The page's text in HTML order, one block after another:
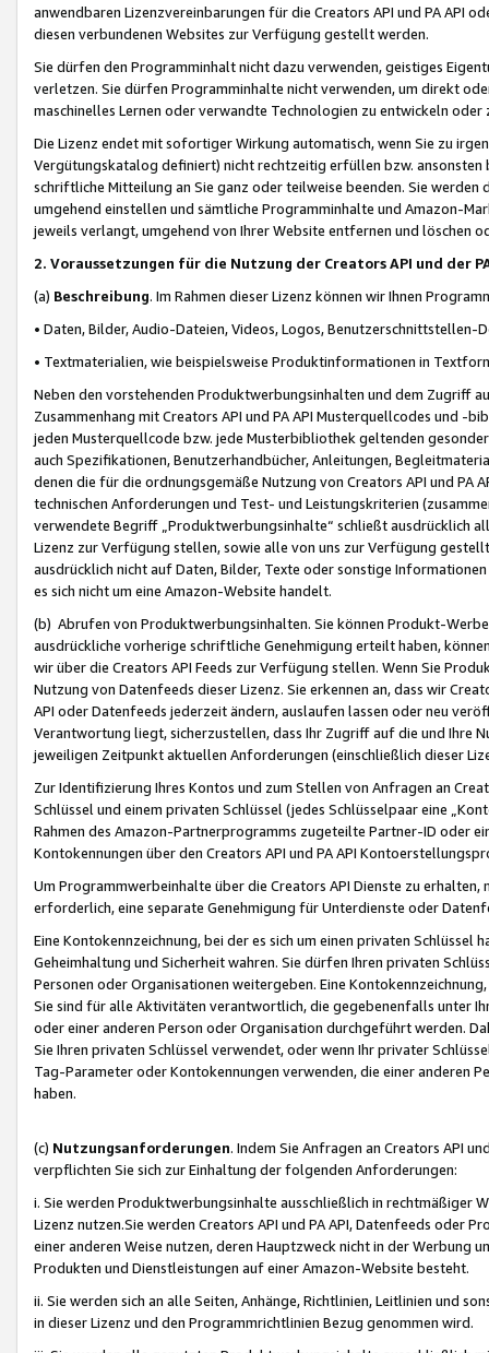
anwendbaren Lizenzvereinbarungen für die Creators API und PA API
diesen verbundenen Websites zur Verfügung gestellt werden.
Sie dürfen den Programminhalt nicht dazu verwenden, geistiges
verletzen. Sie dürfen Programminhalte nicht verwenden, um direkt
maschinelles Lernen oder verwandte Technologien zu entwickeln
Die Lizenz endet mit sofortiger Wirkung automatisch, wenn Sie zu
Vergütungskatalog definiert) nicht rechtzeitig erfüllen bzw. ansonsten
schriftliche Mitteilung an Sie ganz oder teilweise beenden. Sie werden
umgehend einstellen und sämtliche Programminhalte und Amazon-
jeweils verlangt, umgehend von Ihrer Website entfernen und löschen
2. Voraussetzungen für die Nutzung der Creators API und der
(a) Beschreibung. Im Rahmen dieser Lizenz können wir Ihnen
• Daten, Bilder, Audio-Dateien, Videos, Logos, Benutzerschnittstellen-
• Textmaterialien, wie beispielsweise Produktinformationen in
Neben den vorstehenden Produktwerbungsinhalten und dem Zugriff
Zusammenhang mit Creators API und PA API Musterquellcodes und
jeden Musterquellcode bzw. jede Musterbibliothek geltenden
auch Spezifikationen, Benutzerhandbücher, Anleitungen,
denen die für die ordnungsgemäße Nutzung von Creators API und PA
technischen Anforderungen und Test- und Leistungskriterien
verwendete Begriff „Produktwerbungsinhalte“ schließt ausdrücklich
Lizenz zur Verfügung stellen, sowie alle von uns zur Verfügung
ausdrücklich nicht auf Daten, Bilder, Texte oder sonstige
es sich nicht um eine Amazon-Website handelt.
(b) Abrufen von Produktwerbungsinhalten. Sie können Produkt-
ausdrückliche vorherige schriftliche Genehmigung erteilt haben,
wir über die Creators API Feeds zur Verfügung stellen. Wenn Sie
Nutzung von Datenfeeds dieser Lizenz. Sie erkennen an, dass wir
API oder Datenfeeds jederzeit ändern, auslaufen lassen oder neu
Verantwortung liegt, sicherzustellen, dass Ihr Zugriff auf die und Ihre
jeweiligen Zeitpunkt aktuellen Anforderungen (einschließlich dieser
Zur Identifizierung Ihres Kontos und zum Stellen von Anfragen an
Schlüssel und einem privaten Schlüssel (jedes Schlüsselpaar eine
Rahmen des Amazon-Partnerprogramms zugeteilte Partner-ID oder
Kontokennungen über den Creators API und PA API
Um Programmwerbeinhalte über die Creators API Dienste zu
erforderlich, eine separate Genehmigung für Unterdienste oder
Eine Kontokennzeichnung, bei der es sich um einen privaten
Geheimhaltung und Sicherheit wahren. Sie dürfen Ihren privaten
Personen oder Organisationen weitergeben. Eine
Sie sind für alle Aktivitäten verantwortlich, die gegebenenfalls unter
oder einer anderen Person oder Organisation durchgeführt werden.
Sie Ihren privaten Schlüssel verwendet, oder wenn Ihr privater
Tag-Parameter oder Kontokennungen verwenden, die einer anderen
haben.
(c) Nutzungsanforderungen. Indem Sie Anfragen an Creators API
verpflichten Sie sich zur Einhaltung der folgenden Anforderungen:
i. Sie werden Produktwerbungsinhalte ausschließlich in rechtmäßiger
Lizenz nutzen.Sie werden Creators API und PA API, Datenfeeds oder
einer anderen Weise nutzen, deren Hauptzweck nicht in der Werbung
Produkten und Dienstleistungen auf einer Amazon-Website besteht.
ii. Sie werden sich an alle Seiten, Anhänge, Richtlinien, Leitlinien und
in dieser Lizenz und den Programmrichtlinien Bezug genommen wird.